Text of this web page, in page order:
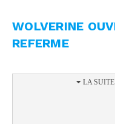
WOLVERINE
REFERME